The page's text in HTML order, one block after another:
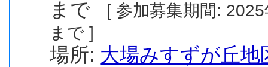
[ 参加募集期間: 2025年8月1日(金) から 2025年9月30日(火)
まで ]
場所: 大場みすずが丘地